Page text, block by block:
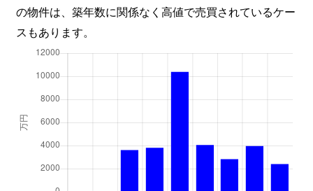
の物件は、築年数に関係なく高値で売買されているケー
スもあります。